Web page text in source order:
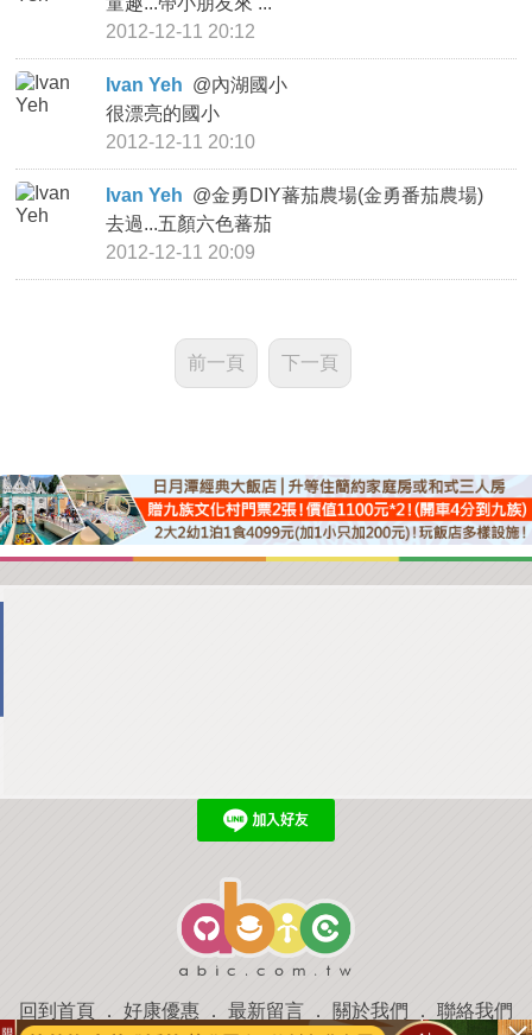
2012-12-11 20:12
Ivan Yeh @內湖國小
很漂亮的國小
2012-12-11 20:10
Ivan Yeh @金勇DIY蕃茄農場(金勇番茄農場)
去過...五顏六色蕃茄
2012-12-11 20:09
前一頁 下一頁
回到首頁 ． 好康優惠 ． 最新留言 ． 關於我們 ． 聯絡我們